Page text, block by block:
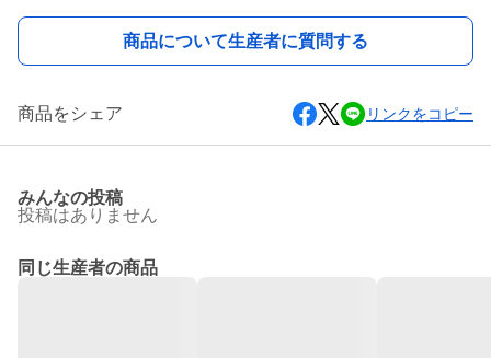
商品について生産者に質問する
商品をシェア リンクをコピー
みんなの投稿
投稿はありません
同じ生産者の商品